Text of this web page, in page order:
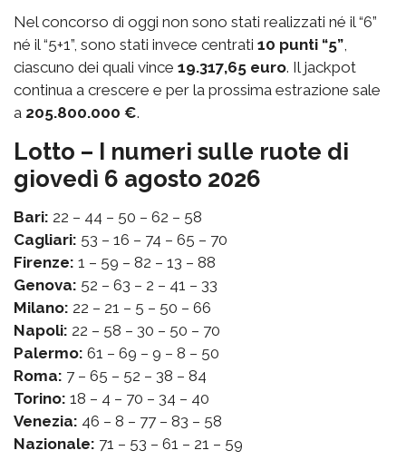
Nel concorso di oggi non sono stati realizzati né il “6”
né il “5+1”, sono stati invece centrati 10 punti “5”,
ciascuno dei quali vince 19.317,65 euro. Il jackpot
continua a crescere e per la prossima estrazione sale
a 205.800.000 €.
Lotto – I numeri sulle ruote di
giovedì 6 agosto 2026
Bari: 22 – 44 – 50 – 62 – 58
Cagliari: 53 – 16 – 74 – 65 – 70
Firenze: 1 – 59 – 82 – 13 – 88
Genova: 52 – 63 – 2 – 41 – 33
Milano: 22 – 21 – 5 – 50 – 66
Napoli: 22 – 58 – 30 – 50 – 70
Palermo: 61 – 69 – 9 – 8 – 50
Roma: 7 – 65 – 52 – 38 – 84
Torino: 18 – 4 – 70 – 34 – 40
Venezia: 46 – 8 – 77 – 83 – 58
Nazionale: 71 – 53 – 61 – 21 – 59